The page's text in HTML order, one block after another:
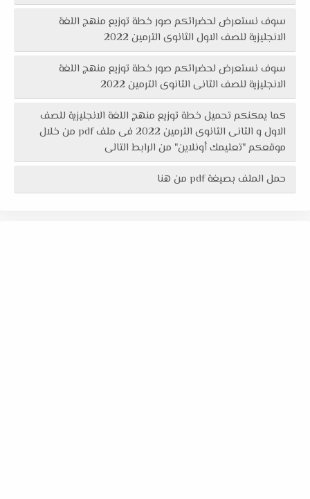
سوف نستعرض لحضراتكم صور خطة توزيع منهج اللغة
الانجليزية للصف الاول الثانوى الترمين 2022
سوف نستعرض لحضراتكم صور خطة توزيع منهج اللغة
الانجليزية للصف الثانى الثانوى الترمين 2022
كما يمكنكم تحميل خطة توزيع منهج اللغة الانجليزية للصف
الاول و الثانى الثانوى الترمين 2022 فى ملف pdf من خلال
موقعكم "تعليمك أونلاين" من الرابط التالى
حمل الملف بصيغة pdf من هنا